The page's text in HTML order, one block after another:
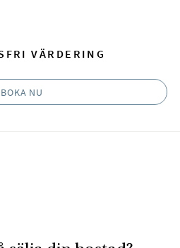
VÄRDERING
BOKA NU